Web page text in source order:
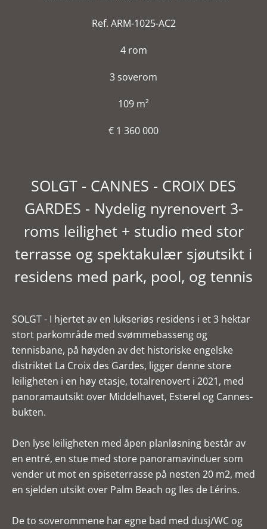
Ref. ARM-1025-AC2
4 rom
3 soverom
109 m²
€ 1 360 000
SOLGT - CANNES - CROIX DES
GARDES - Nydelig nyrenovert 3-
roms leilighet + studio med stor
terrasse og spektakulær sjøutsikt i
residens med park, pool, og tennis
SOLGT - I hjertet av en lukseriøs residens i et 3 hektar
stort parkområde med svømmebasseng og
tennisbane, på høyden av det historiske engelske
distriktet La Croix des Gardes, ligger denne store
leiligheten i en høy etasje, totalrenovert i 2021, med
panoramautsikt over Middelhavet, Esterel og Cannes-
bukten.
Den lyse leiligheten med åpen planløsning består av
en entré, en stue med store panoramavinduer som
vender ut mot en spiseterrasse på nesten 20 m2, med
en sjelden utsikt over Palm Beach og Iles de Lérins.
De to soverommene har egne bad med dusj/WC og